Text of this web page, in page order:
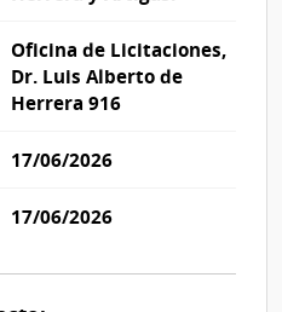
Oficina de Licitaciones,
Dr. Luis Alberto de
Herrera 916
17/06/2026
17/06/2026